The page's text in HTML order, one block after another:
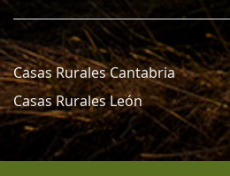
Casas Rurales Cantabria
Casas Rurales León